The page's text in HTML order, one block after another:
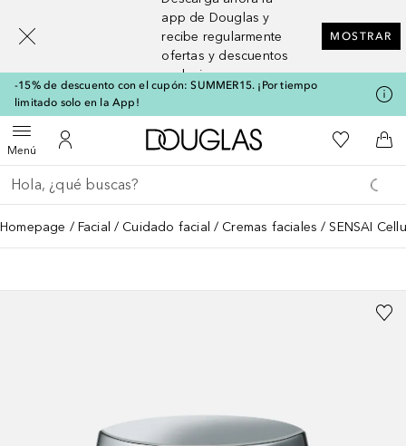
app de Douglas y
recibe regularmente
ofertas y descuentos
exclusivos
MOSTRAR
-15% de descuento con el cupón: SUMMER15. ¡Por tiempo
limitado solo en la App!
MenúAbrir menúMi cuenta
A Douglas HomeMi lista de
A
Regresar
Ejecutar búsqueda
Homepage Facial Cuidado facial Cremas faciales SENSAI
[navigation.slideout.screenreader]